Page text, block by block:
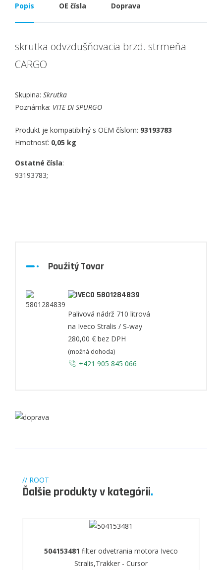
Popis OE čísla Doprava
skrutka odvzdušňovacia brzd. strmeňa
CARGO
Skupina: Skrutka
Poznámka: VITE DI SPURGO
Produkt je kompatibilný s OEM číslom: 93193783
Hmotnosť: 0,05 kg
Ostatné čísla:
93193783;
Použitý Tovar
5801284839
Palivová nádrž 710 litrová
na Iveco Stralis / S-way
280,00 € bez DPH
(možná dohoda)
+421 905 845 066
// ROOT
Ďalšie produkty v kategórii.
504153481 filter odvetrania motora Iveco
Stralis,Trakker - Cursor